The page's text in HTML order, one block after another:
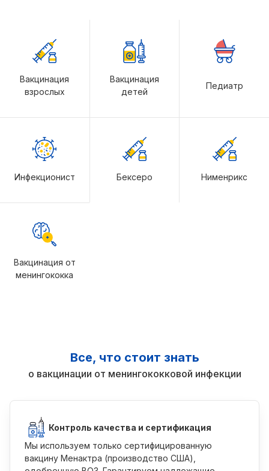
Вакцинация
взрослых
Вакцинация
детей
Педиатр
Инфекционист Бексеро Нименрикс
Вакцинация от
менингококка
Все, что стоит знать
о вакцинации от менингококковой инфекции
Контроль качества и сертификация
Мы используем только сертифицированную
вакцину Менактра (производство США),